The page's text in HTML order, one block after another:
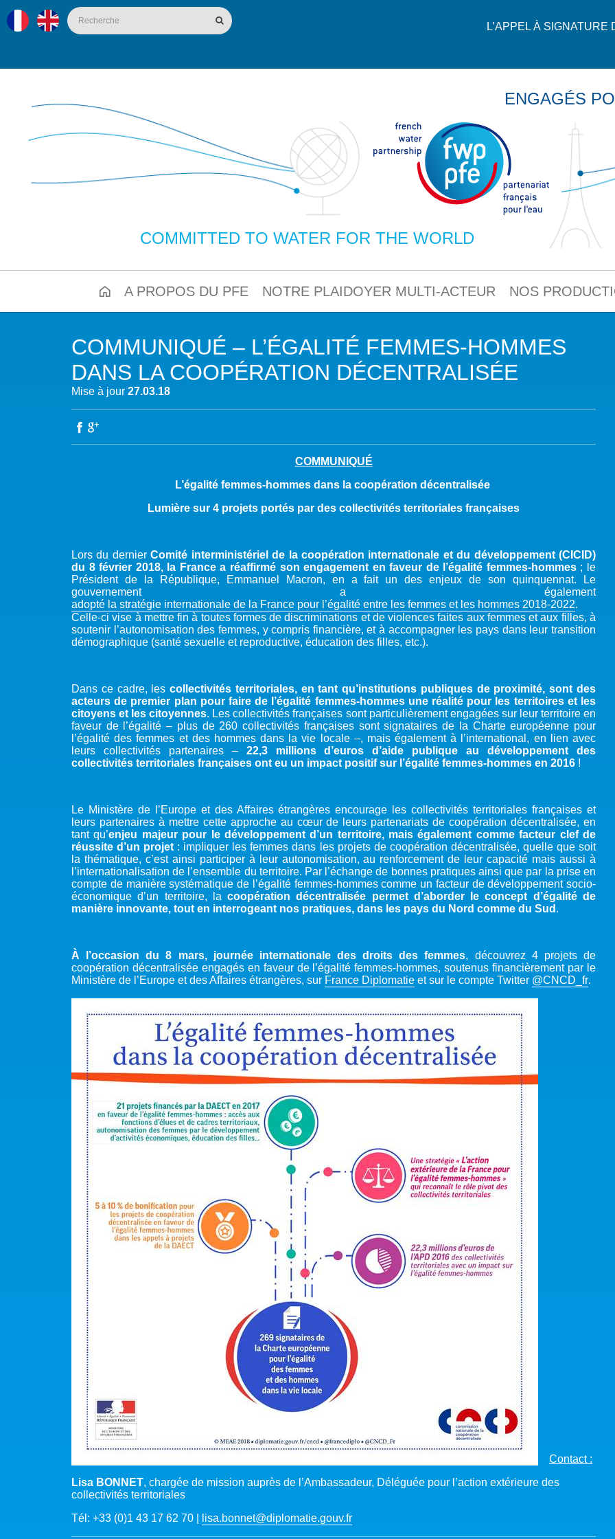
L’APPEL À
COMMITTED TO WATER FOR THE WORLD
ENGAGÉS
A PROPOS DU PFE
NOTRE VISION
LES MEMBRES DU PFE
NOTRE PLAIDOYER MULTI-ACTEUR
EAUX, SOLS, AGROÉCOLOGIE ET SÉCURITÉ ALIMENTAIRE
AUTRES EXPERTISES
NOS
COMMUNIQUÉ – L’ÉGALITÉ FEMMES-HOMMES
DANS LA COOPÉRATION DÉCENTRALISÉE
Mise à jour 27.03.18
COMMUNIQUÉ
L’égalité femmes-hommes dans la coopération décentralisée
Lumière sur 4 projets portés par des collectivités territoriales françaises
Lors du dernierComité interministériel de la coopération internationale et du développement (CICID)
du 8 février 2018, la France a réaffirmé son engagement en faveur de l’égalité femmes-hommes; le
Président de la République, Emmanuel Macron, en a fait un des enjeux de son quinquennat. Le
gouvernement a également
adopté la stratégie internationale de la France pour l’égalité entre les femmes et les hommes 2018-2022.
Celle-ci vise à mettre fin à toutes formes de discriminations et de violences faites aux femmes et aux filles, à
soutenir l’autonomisation des femmes, y compris financière, et à accompagner les pays dans leur transition
démographique (santé sexuelle et reproductive, éducation des filles, etc.).
Dans ce cadre, lescollectivités territoriales, en tant qu’institutions publiques de proximité, sont des
acteurs de premier plan pour faire de l’égalité femmes-hommes une réalité pour les territoires et les
citoyens et les citoyennes. Les collectivités françaises sont particulièrement engagées sur leur territoire en
faveur de l’égalité – plus de 260 collectivités françaises sont signataires de la Charte européenne pour
l’égalité des femmes et des hommes dans la vie locale –, mais également à l’international, en lien avec
leurs collectivités partenaires – 22,3 millions d’euros d’aide publique au développement des
collectivités territoriales françaises ont eu un impact positif sur l’égalité femmes-hommes en 2016 !
Le Ministère de l’Europe et des Affaires étrangères encourage les collectivités territoriales françaises et
leurs partenaires à mettre cette approche au cœur de leurs partenariats de coopération décentralisée, en
tant qu’enjeu majeur pour le développement d’un territoire, mais également comme facteur clef de
réussite d’un projet : impliquer les femmes dans les projets de coopération décentralisée, quelle que soit
la thématique, c’est ainsi participer à leur autonomisation, au renforcement de leur capacité mais aussi à
l’internationalisation de l’ensemble du territoire. Par l’échange de bonnes pratiques ainsi que par la prise en
compte de manière systématique de l’égalité femmes-hommes comme un facteur de développement socio-
économique d’un territoire, lacoopération décentralisée permet d’aborder le concept d’égalité de
manière innovante, tout en interrogeant nos pratiques, dans les pays du Nord comme du Sud .
À l’occasion du 8 mars, journée internationale des droits des femmes, découvrez 4 projets de
coopération décentralisée engagés en faveur de l’égalité femmes-hommes, soutenus financièrement par le
Ministère de l’Europe et des Affaires étrangères, sur France Diplomatie et sur le compte Twitter @CNCD_fr.
Contact :
Lisa BONNET, chargée de mission auprès de l’Ambassadeur, Déléguée pour l’action extérieure des
collectivités territoriales
Tél: +33 (0)1 43 17 62 70 |
lisa.bonnet@diplomatie.gouv.fr